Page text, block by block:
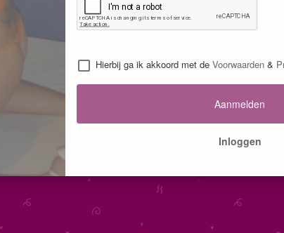
Hierbij ga ik akkoord met deVoorwaarden &
Aanmelden
Inloggen